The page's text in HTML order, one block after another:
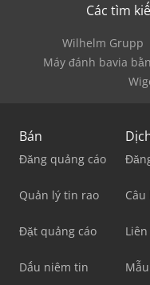
Các tìm
Wilhelm Grupp
Máy đánh bavia
Bán
Đăng quảng cáo
Quản lý tin rao
Đặt quảng cáo
Dấu niêm tin